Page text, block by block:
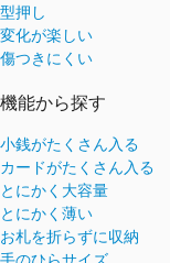
型押し
変化が楽しい
傷つきにくい
機能から探す
小銭がたくさん入る
カードがたくさん入る
とにかく大容量
とにかく薄い
お札を折らずに収納